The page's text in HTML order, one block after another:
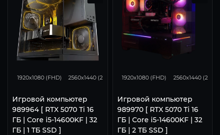
1920x1080 (FHD) 2560x1440 (2K) 3840x2160 (4K)
Игровой компьютер
989964 [ RTX 5070 Ti 16
ГБ | Core i5-14600KF | 32
ГБ | 1 ТБ SSD ]
1920x1080 (FHD) 2560x1440 (2K)
Игровой компьютер
989970 [ RTX 5070 Ti 16
ГБ | Core i5-14600KF | 32
ГБ | 2 ТБ SSD ]